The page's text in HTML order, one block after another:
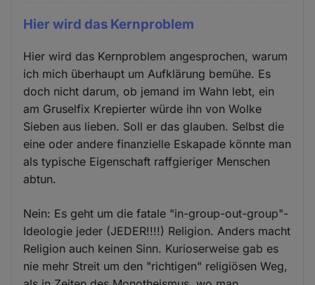
Hier wird das Kernproblem
Hier wird das Kernproblem angesprochen, warum
ich mich überhaupt um Aufklärung bemühe. Es
doch nicht darum, ob jemand im Wahn lebt, ein
am Gruselfix Krepierter würde ihn von Wolke
Sieben aus lieben. Soll er das glauben. Selbst die
eine oder andere finanzielle Eskapade könnte man
als typische Eigenschaft raffgieriger Menschen
abtun.
Nein: Es geht um die fatale "in-group-out-group"-
Ideologie jeder (JEDER!!!!) Religion. Anders macht
Religion auch keinen Sinn. Kurioserweise gab es
nie mehr Streit um den "richtigen" religiösen Weg,